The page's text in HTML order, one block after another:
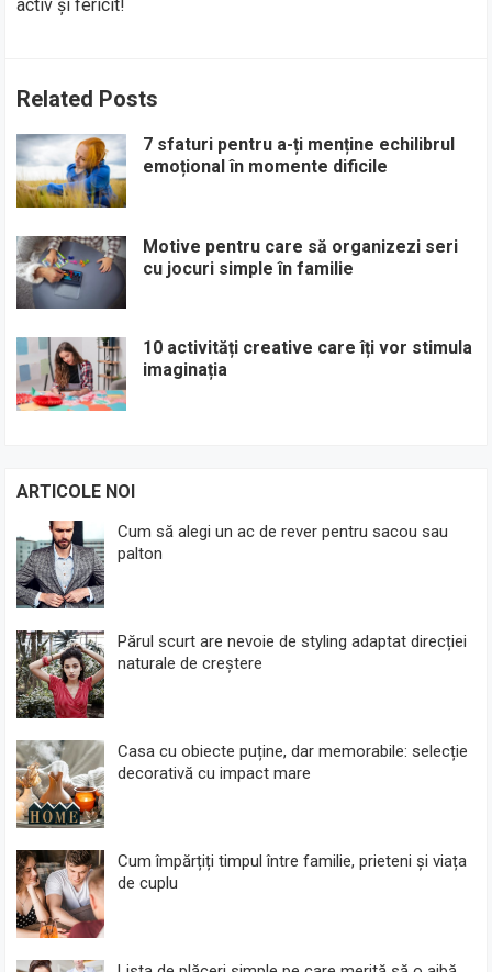
activ și fericit!
Related Posts
7 sfaturi pentru a-ți menține echilibrul
emoțional în momente dificile
Motive pentru care să organizezi seri
cu jocuri simple în familie
10 activități creative care îți vor stimula
imaginația
ARTICOLE NOI
Cum să alegi un ac de rever pentru sacou sau
palton
Părul scurt are nevoie de styling adaptat direcției
naturale de creștere
Casa cu obiecte puține, dar memorabile: selecție
decorativă cu impact mare
Cum împărțiți timpul între familie, prieteni și viața
de cuplu